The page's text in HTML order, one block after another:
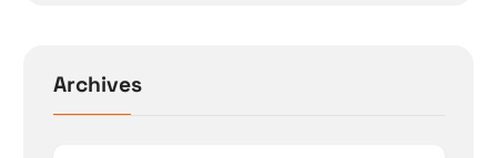
ế
m
Archives